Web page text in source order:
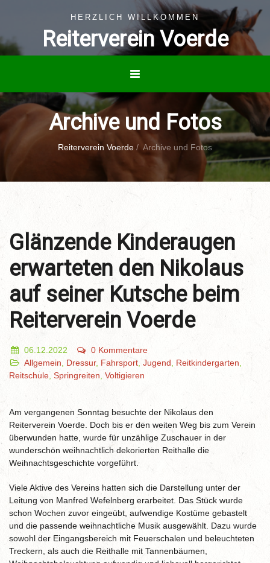
HERZLICH WILLKOMMEN
Reiterverein Voerde
Archive und Fotos
Reiterverein Voerde / Archive und Fotos
Glänzende Kinderaugen
erwarteten den Nikolaus
auf seiner Kutsche beim
Reiterverein Voerde
06.12.2022
0 Kommentare
Allgemein
Dressur, Fahrsport Jugend Reitkindergarten
Reitschule, Springreiten Voltigieren
Am vergangenen Sonntag besuchte der Nikolaus den
Reiterverein Voerde. Doch bis er den weiten Weg bis zum Verein
überwunden hatte, wurde für unzählige Zuschauer in der
wunderschön weihnachtlich dekorierten Reithalle die
Weihnachtsgeschichte vorgeführt.
Viele Aktive des Vereins hatten sich die Darstellung unter der
Leitung von Manfred Wefelnberg erarbeitet. Das Stück wurde
schon Wochen zuvor eingeübt, aufwendige Kostüme gebastelt
und die passende weihnachtliche Musik ausgewählt. Dazu wurde
sowohl der Eingangsbereich mit Feuerschalen und beleuchteten
Treckern, als auch die Reithalle mit Tannenbäumen,